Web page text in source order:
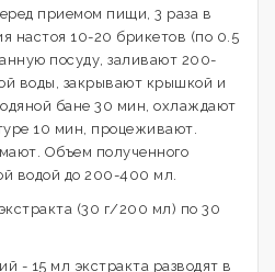
приемом пищи, 3 раза в
настоя 10-20 брикетов (по 0.5
посуду, заливают 200-
воды, закрывают крышкой и
бане 30 мин, охлаждают
10 мин, процеживают.
Объем полученного
водой до 200-400 мл.
(30 г/200 мл) по 30
- 15 мл экстракта разводят в